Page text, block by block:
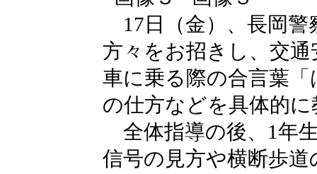
17日（金）、長岡警
方々をお招きし、交
車に乗る際の合言葉
の仕方などを具体的
全体指導の後、1年
信号の見方や横断歩